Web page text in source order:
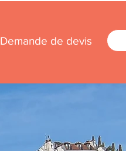
Demande de devis